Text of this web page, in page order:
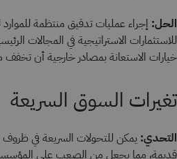
الحل: إجراء عمليات تدقيق منتظمة
للاستثمارات الاستراتيجية في المجالات
خيارات الاستعانة بمصادر خارجية أن
تغيرات السوق السريعة
التحدي: يمكن للتحولات السريعة في
قديمة، مما يجعل من الصعب على